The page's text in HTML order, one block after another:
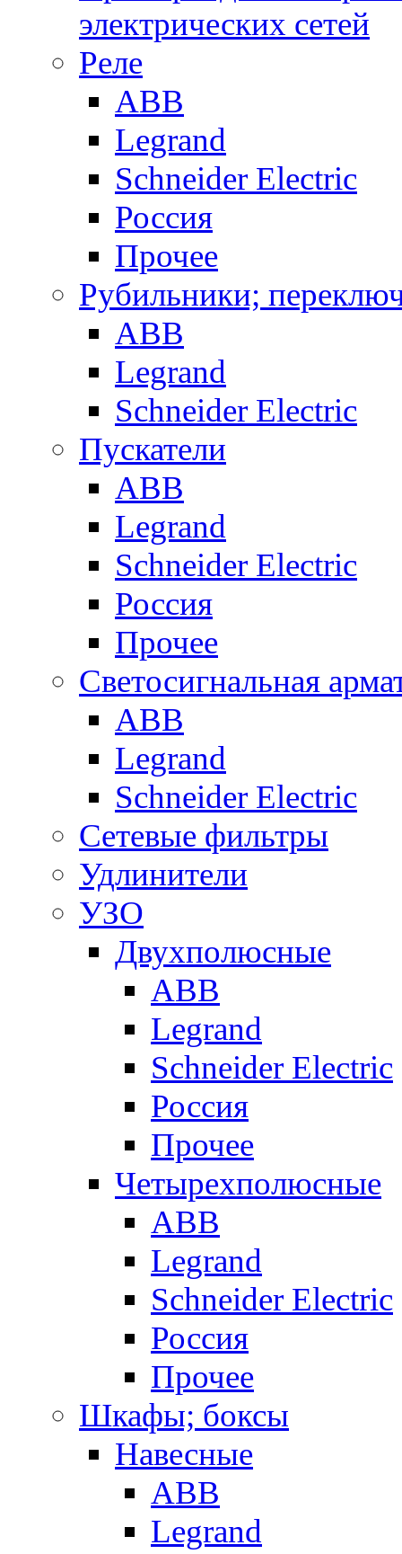
электрических сетей
Реле
ABB
Legrand
Schneider Electric
Россия
Прочее
Рубильники;
ABB
Legrand
Schneider Electric
Пускатели
ABB
Legrand
Schneider Electric
Россия
Прочее
Светосигнальная
ABB
Legrand
Schneider Electric
Сетевые фильтры
Удлинители
УЗО
Двухполюсные
ABB
Legrand
Schneider Electric
Россия
Прочее
Четырехполюсные
ABB
Legrand
Schneider Electric
Россия
Прочее
Шкафы; боксы
Навесные
ABB
Legrand